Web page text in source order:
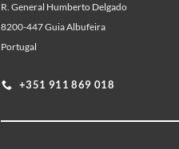
R. General Humberto Delgado
8200-447 Guia Albufeira
Portugal
+351 911 869 018